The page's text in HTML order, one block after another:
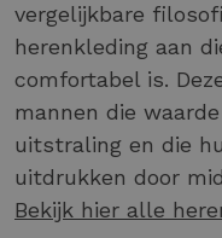
vergelijkbare
herenkleding aan
comfortabel is.
mannen die
uitstraling en die
uitdrukken door
Bekijk hier alle